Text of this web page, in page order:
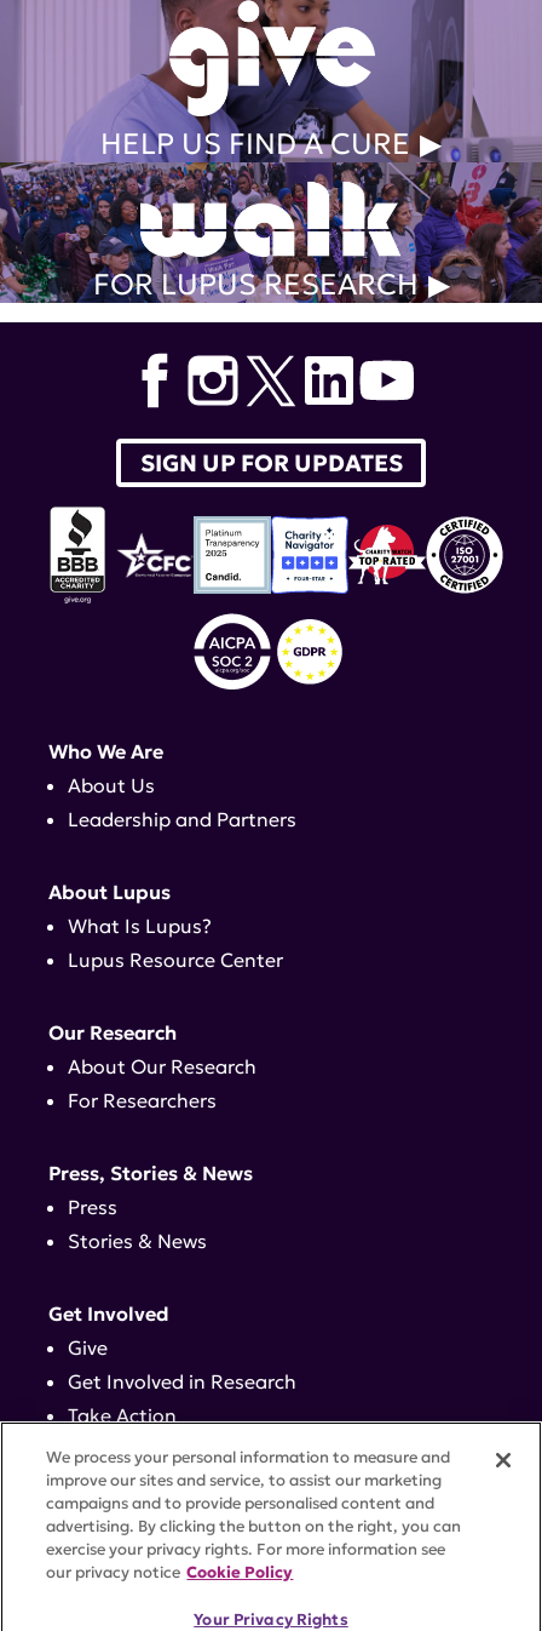
HELP US FIND A CURE
FOR LUPUS RESEARCH
SIGN UP FOR UPDATES
Who We Are
About Us
Leadership and Partners
About Lupus
What Is Lupus?
Lupus Resource Center
Our Research
About Our Research
For Researchers
Press, Stories & News
Press
Stories & News
Get Involved
Give
Get Involved in Research
Take Action
Events
Contact
We process your personal information to measure and
improve our sites and service, to assist our marketing
campaigns and to provide personalised content and
advertising. By clicking the button on the right, you can
exercise your privacy rights. For more information see
our privacy notice Cookie Policy
Your Privacy Rights